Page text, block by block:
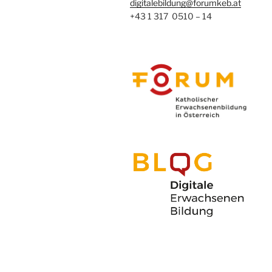
digitalebildung@forumkeb.at
+43 1 317 0510 – 14